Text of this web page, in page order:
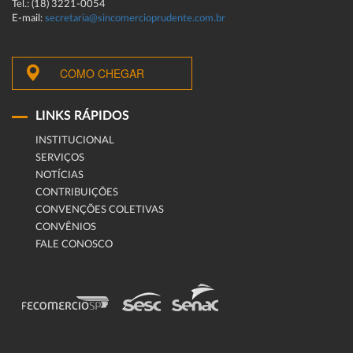
Tel.: (18) 3221-0054
E-mail: secretaria@sincomercioprudente.com.br
COMO CHEGAR
LINKS RÁPIDOS
INSTITUCIONAL
SERVIÇOS
NOTÍCIAS
CONTRIBUIÇÕES
CONVENÇÕES COLETIVAS
CONVÊNIOS
FALE CONOSCO